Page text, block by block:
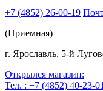
+7 (4852) 26-00-19
(Приемная)
г. Ярославль, 5-й
Открылся магазин:
Тел. : +7 (4852) 40-23-01